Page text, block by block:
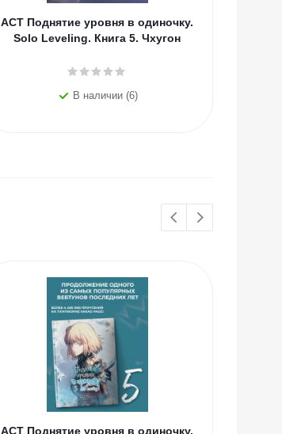
АСТ Поднятие уровня в одиночку.
Solo Leveling. Книга 5. Чхугон
В наличии (6)
АСТ Поднятие уровня в одиночку.